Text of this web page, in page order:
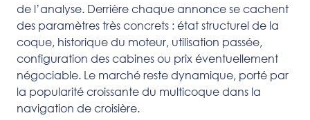
de l’analyse. Derrière chaque annonce se cachent
des paramètres très concrets : état structurel de la
coque, historique du moteur, utilisation passée,
configuration des cabines ou prix éventuellement
négociable. Le marché reste dynamique, porté par
la popularité croissante du multicoque dans la
navigation de croisière.